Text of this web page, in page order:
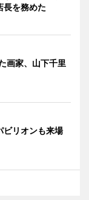
長を務めた
画家、山下千里
ビリオンも来場